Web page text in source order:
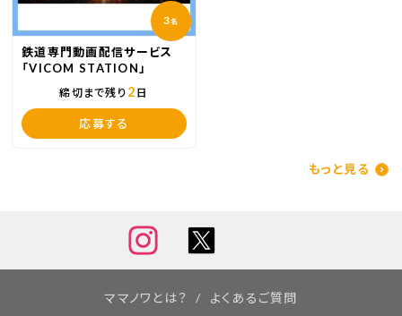
3名
鉄道専門動画配信サービス
「VICOM STATION」
締切まで残り 2 日
応募する
もっと見る
ママノワとは？
よくあるご質問